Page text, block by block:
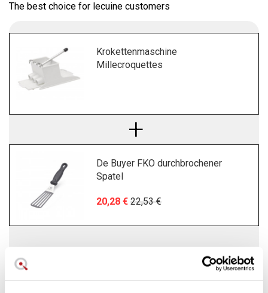
The best choice for lecuine customers
Krokettenmaschine
Millecroquettes
De Buyer FKO durchbrochener
Spatel
20,28 € 22,53 €
64,92 €